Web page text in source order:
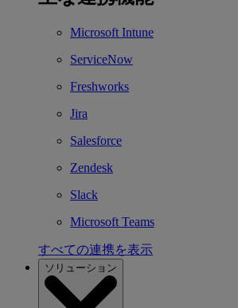
Microsoft Intune
ServiceNow
Freshworks
Jira
Salesforce
Zendesk
Slack
Microsoft Teams
すべての連携を表示
ソリューション